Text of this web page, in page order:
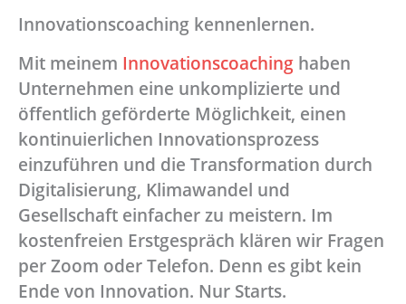
Innovationscoaching kennenlernen.
Mit meinem Innovationscoaching haben
Unternehmen eine unkomplizierte und
öffentlich geförderte Möglichkeit, einen
kontinuierlichen Innovationsprozess
einzuführen und die Transformation durch
Digitalisierung, Klimawandel und
Gesellschaft einfacher zu meistern. Im
kostenfreien Erstgespräch klären wir Fragen
per Zoom oder Telefon. Denn es gibt kein
Ende von Innovation. Nur Starts.